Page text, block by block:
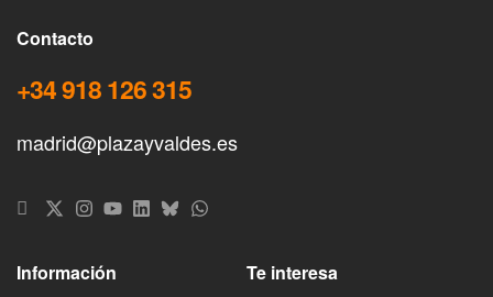
Contacto
+34 918 126 315
madrid@plazayvaldes.es
Información Te interesa